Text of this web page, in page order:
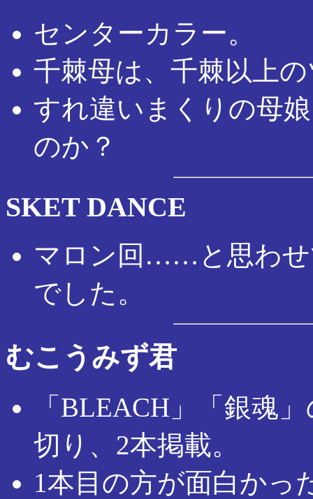
センターカラー。
千棘母は、千棘以上
すれ違いまくりの母
のか？
SKET DANCE
マロン回……と思わせ
でした。
むこうみず君
「BLEACH」「銀魂
切り、2本掲載。
1本目の方が面白かっ